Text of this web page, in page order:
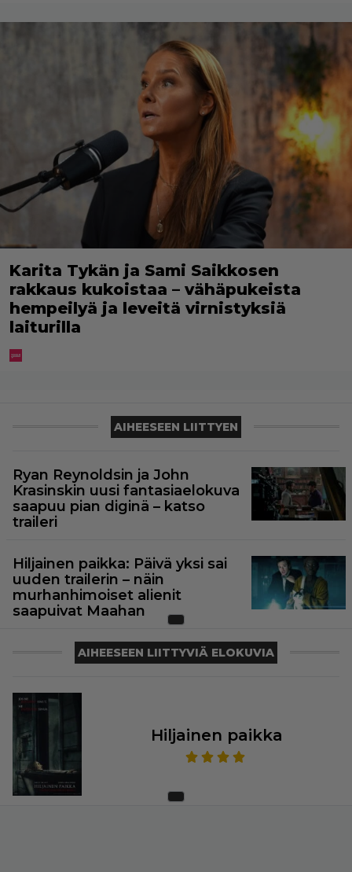
Karita Tykän ja Sami Saikkosen
rakkaus kukoistaa – vähäpukeista
hempeilyä ja leveitä virnistyksiä
laiturilla
AIHEESEEN LIITTYEN
Ryan Reynoldsin ja John
Krasinskin uusi fantasiaelokuva
saapuu pian diginä – katso
traileri
Hiljainen paikka: Päivä yksi sai
uuden trailerin – näin
murhanhimoiset alienit
saapuivat Maahan
AIHEESEEN LIITTYVIÄ ELOKUVIA
Hiljainen paikka